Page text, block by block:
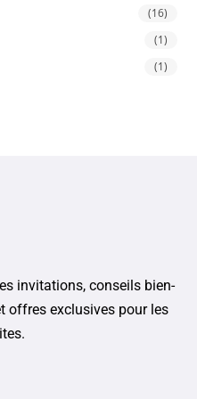
(16)
(1)
(1)
invitations, conseils bien-
offres exclusives pour les